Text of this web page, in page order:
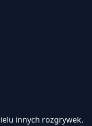
innych rozgrywek.